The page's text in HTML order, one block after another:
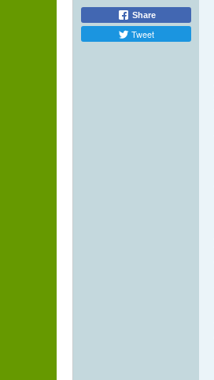
Share
Tweet